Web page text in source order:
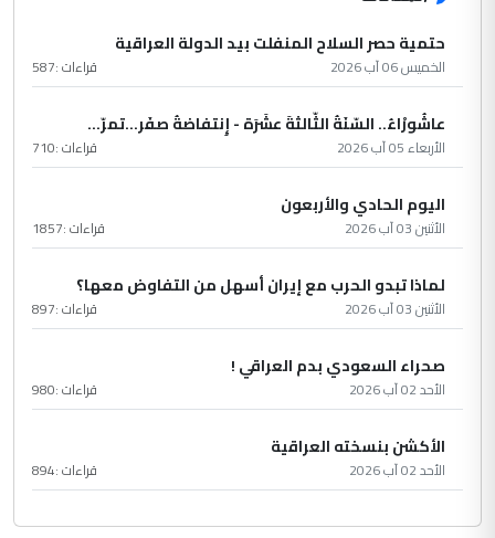
حتمية حصر السلاح المنفلت بيد الدولة العراقية
الخميس 06 آب 2026 قراءات :587
عاشُورْاءُ.. السّنَةُ الثّالثةَ عشَرَة - إِنتفاضةُ صفَر…تمرّ...
الأربعاء 05 آب 2026 قراءات :710
اليوم الحادي والأربعون
الأثنين 03 آب 2026 قراءات :1857
لماذا تبدو الحرب مع إيران أسهل من التفاوض معها؟
الأثنين 03 آب 2026 قراءات :897
صحراء السعودي بدم العراقي !
الأحد 02 آب 2026 قراءات :980
الأكشن بنسخته العراقية
الأحد 02 آب 2026 قراءات :894